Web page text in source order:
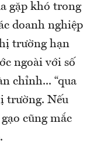
gặp khó trong
doanh nghiệp
trường hạn
ngoài với số
chỉnh... “qua
trường. Nếu
cũng mắc